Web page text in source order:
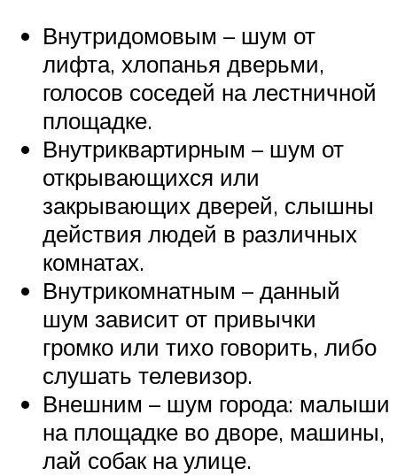
Внутридомовым – шум от
лифта, хлопанья дверьми,
голосов соседей на лестничной
площадке.
Внутриквартирным – шум от
открывающихся или
закрывающих дверей, слышны
действия людей в различных
комнатах.
Внутрикомнатным – данный
шум зависит от привычки
громко или тихо говорить, либо
слушать телевизор.
Внешним – шум города: малыши
на площадке во дворе, машины,
лай собак на улице.